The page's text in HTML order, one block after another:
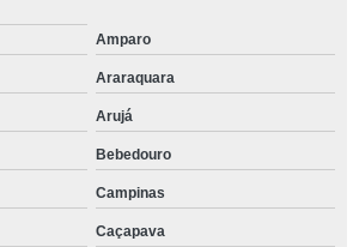
Amparo
Araraquara
Arujá
Bebedouro
Campinas
Caçapava